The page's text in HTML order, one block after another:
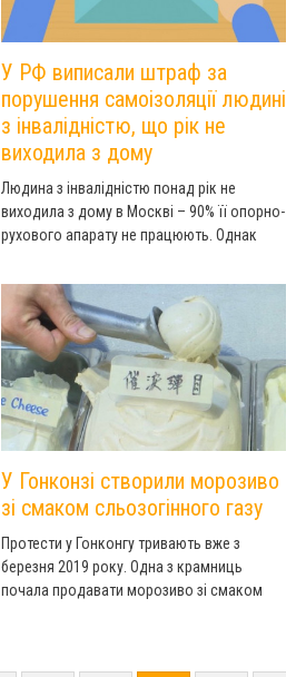
У РФ виписали штраф за
порушення самоізоляції людині
з інвалідністю, що рік не
виходила з дому
Людина з інвалідністю понад рік не
виходила з дому в Москві – 90% її опорно-
рухового апарату не працюють. Однак
порушення самоізоляції.
У Гонконзі створили морозиво
зі смаком сльозогінного газу
Протести у Гонконгу тривають вже з
березня 2019 року. Одна з крамниць
почала продавати морозиво зі смаком